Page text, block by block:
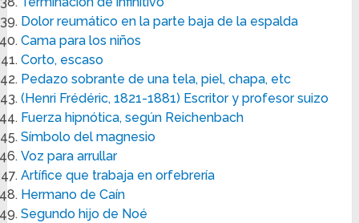
Dolor reumático en la parte baja de la espalda
Cama para los niños
Corto, escaso
Pedazo sobrante de una tela, piel, chapa, etc
(Henri Frédéric, 1821-1881) Escritor y profesor suizo
Fuerza hipnótica, según Reichenbach
Símbolo del magnesio
Voz para arrullar
Artífice que trabaja en orfebrería
Hermano de Caín
Segundo hijo de Noé